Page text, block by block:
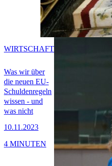
Was wir über
die neuen EU-
Schuldenregeln
wissen - und
was nicht
10.11.2023
WIRTSCHAFT
4 MINUTEN